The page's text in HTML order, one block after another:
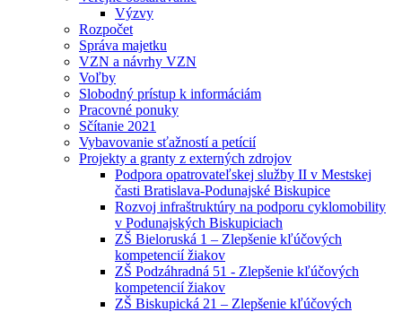
Výzvy
Rozpočet
Správa majetku
VZN a návrhy VZN
Voľby
Slobodný prístup k informáciám
Pracovné ponuky
Sčítanie 2021
Vybavovanie sťažností a petícií
Projekty a granty z externých zdrojov
Podpora opatrovateľskej služby II v Mestskej
časti Bratislava-Podunajské Biskupice
Rozvoj infraštruktúry na podporu cyklomobility
v Podunajských Biskupiciach
ZŠ Bieloruská 1 – Zlepšenie kľúčových
kompetencií žiakov
ZŠ Podzáhradná 51 - Zlepšenie kľúčových
kompetencií žiakov
ZŠ Biskupická 21 – Zlepšenie kľúčových